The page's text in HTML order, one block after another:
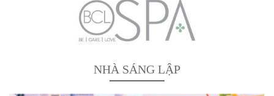
NHÀ SÁNG LẬP